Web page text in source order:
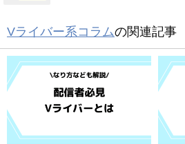
Vライバー系コラムの関連記事